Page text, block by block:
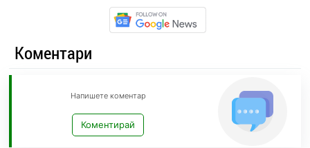
Коментари
Напишете коментар
Коментирай